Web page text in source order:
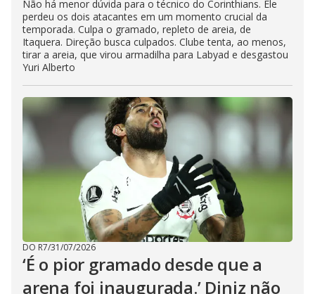
Não há menor dúvida para o técnico do Corinthians. Ele
perdeu os dois atacantes em um momento crucial da
temporada. Culpa o gramado, repleto de areia, de
Itaquera. Direção busca culpados. Clube tenta, ao menos,
tirar a areia, que virou armadilha para Labyad e desgastou
Yuri Alberto
DO R7/31/07/2026
‘É o pior gramado desde que a
arena foi inaugurada.’ Diniz não